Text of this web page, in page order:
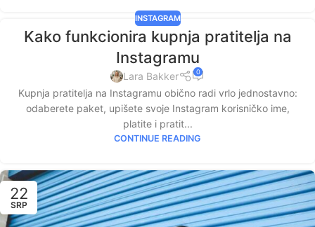
INSTAGRAM
Kako funkcionira kupnja pratitelja na
Instagramu
Lara Bakker 0
Kupnja pratitelja na Instagramu obično radi vrlo jednostavno:
odaberete paket, upišete svoje Instagram korisničko ime,
platite i pratit...
CONTINUE READING
22
SRP